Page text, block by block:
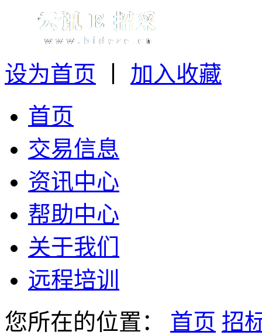
设为首页
加入收藏
首页
交易信息
资讯中心
帮助中心
关于我们
远程培训
您所在的位置： 首页 招